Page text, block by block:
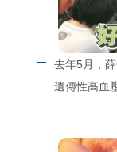
去年5月，
遺傳性高血